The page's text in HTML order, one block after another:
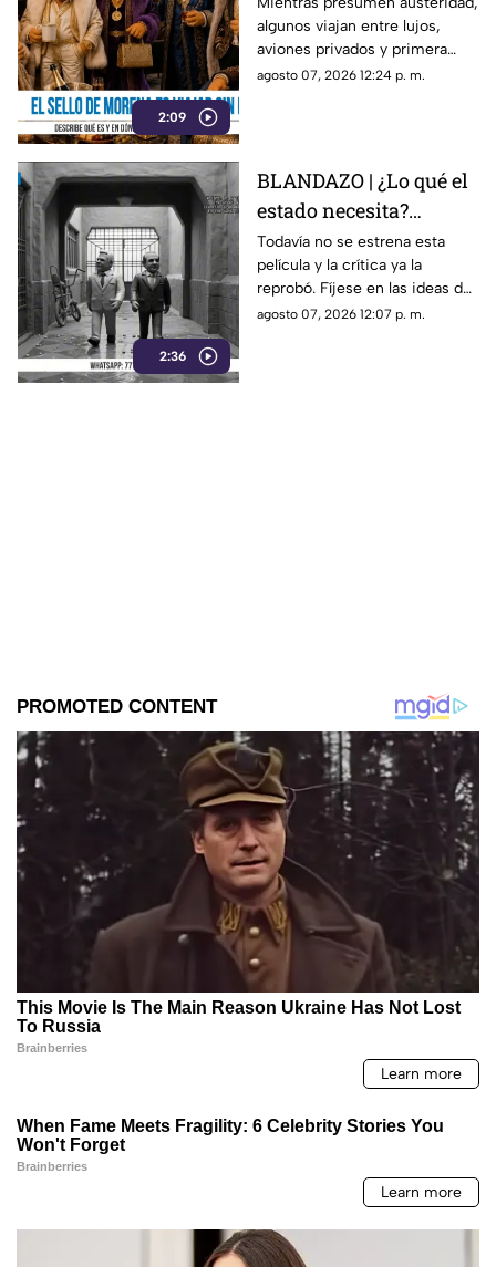
2:09
pena
algunos viajan entre lujos,
aviones privados y primera
clase. Al parecer ya se abrieron
agosto 07, 2026 12:24 p. m.
2:36
BLANDAZO | ¿Lo qué el
estado necesita?
Gobierno de Morelos
anuncia fideicomiso
cinematográfico
Todavía no se estrena esta
película y la crítica ya la
reprobó. Fíjese en las ideas de
Margarita González Saravia
agosto 07, 2026 12:07 p. m.